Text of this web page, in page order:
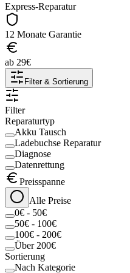
Express-Reparatur
12 Monate Garantie
ab 29€
Filter & Sortierung
Filter
Reparaturtyp
Akku Tausch
Ladebuchse Reparatur
Diagnose
Datenrettung
Preisspanne
Alle Preise
0€ - 50€
50€ - 100€
100€ - 200€
Über 200€
Sortierung
Nach Kategorie